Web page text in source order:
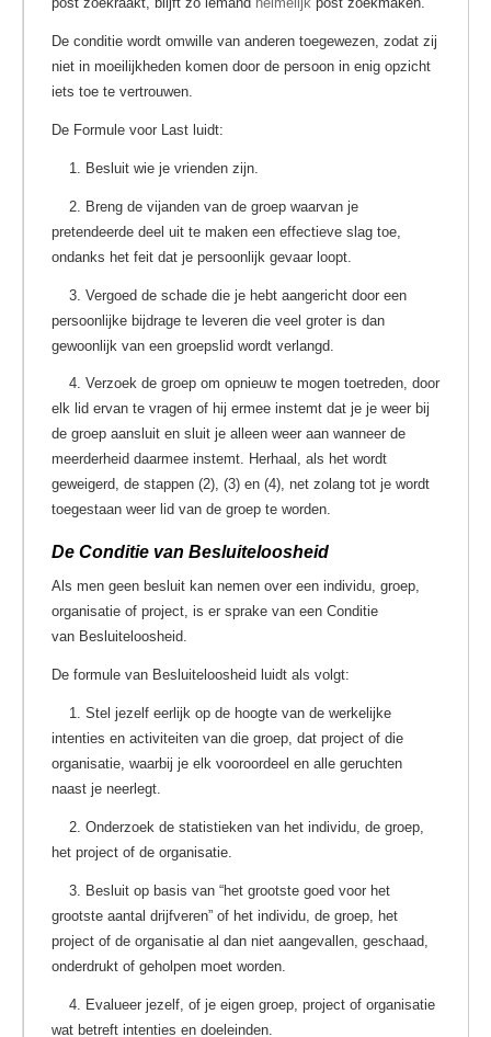
De conditie wordt omwille van anderen toegewezen, zodat zij
niet in moeilijkheden komen door de persoon in enig opzicht
iets toe te vertrouwen.
De Formule voor Last luidt:
1. Besluit wie je vrienden zijn.
2. Breng de vijanden van de groep waarvan je
pretendeerde deel uit te maken een effectieve slag toe,
ondanks het feit dat je persoonlijk gevaar loopt.
3. Vergoed de schade die je hebt aangericht door een
persoonlijke bijdrage te leveren die veel groter is dan
gewoonlijk van een groepslid wordt verlangd.
4. Verzoek de groep om opnieuw te mogen toetreden, door
elk lid ervan te vragen of hij ermee instemt dat je je weer bij
de groep aansluit en sluit je alleen weer aan wanneer de
meerderheid daarmee instemt. Herhaal, als het wordt
geweigerd, de stappen (2), (3) en (4), net zolang tot je wordt
toegestaan weer lid van de groep te worden.
De Conditie van Besluiteloosheid
Als men geen besluit kan nemen over een individu, groep,
organisatie of project, is er sprake van een Conditie
van Besluiteloosheid.
De formule van Besluiteloosheid luidt als volgt:
1. Stel jezelf eerlijk op de hoogte van de werkelijke
intenties en activiteiten van die groep, dat project of die
organisatie, waarbij je elk vooroordeel en alle geruchten
naast je neerlegt.
2. Onderzoek de statistieken van het individu, de groep,
het project of de organisatie.
3. Besluit op basis van “het grootste goed voor het
grootste aantal drijfveren” of het individu, de groep, het
project of de organisatie al dan niet aangevallen, geschaad,
onderdrukt of geholpen moet worden.
4. Evalueer jezelf, of je eigen groep, project of organisatie
wat betreft intenties en doeleinden.